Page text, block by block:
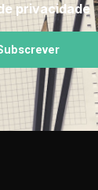
privacidade